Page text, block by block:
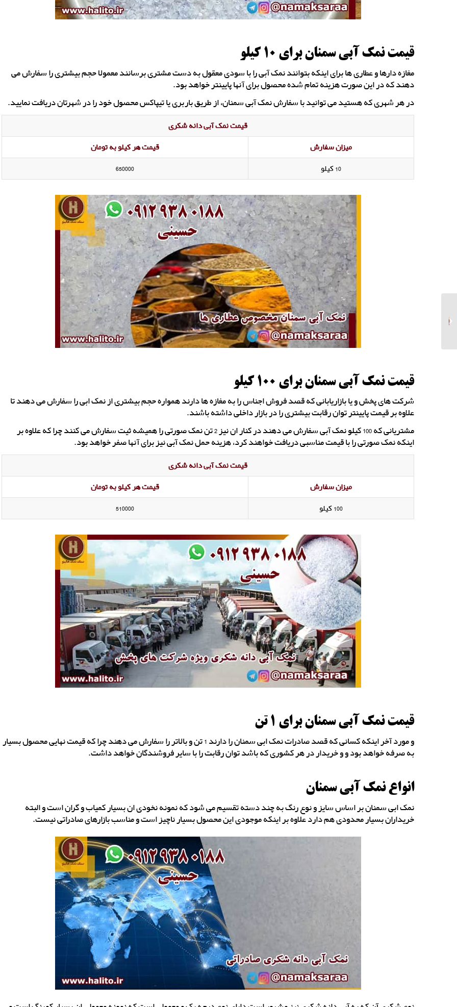
قیمت نمک آبی سمنان برای 10 کیلو
مغازه دارها و عطاری ها برای اینکه بتوانند نمک آبی را با سودی معقول به دست مشتری برسانند معمولا حجم بیشتری را سفارش می
دهند که در این صورت هزینه تمام شده محصول برای آنها پایینتر خواهد بود.
در هر شهری که هستید می توانید با سفارش نمک آبی سمنان، از طریق باربری یا تیپاکس محصول خود را در شهرتان دریافت نمایید.
قیمت نمک آبی دانه شکری
میزان سفارش
قیمت هر کیلو به تومان
10 کیلو
650000
قیمت نمک آبی سمنان برای 100 کیلو
شرکت های پخش و یا بازاریابانی که قصد فروش اجناس را به مغازه ها دارند همواره حجم بیشتری از نمک ابی را سفارش می دهند تا
علاوه بر قیمت پایینتر توان رقابت بیشتری را در بازار داخلی داشته باشند.
مشتریانی که 100 کیلو نمک آبی سفارش می دهند در کنار ان نیز 2 تن نمک صورتی را همیشه ثیت سفارش می کنند چرا که علاوه بر
اینکه نمک صورتی را با قیمت مناسبی دریافت خواهند کرد، هزینه حمل نمک آبی نیز برای آنها صفر خواهد بود.
قیمت نمک آبی دانه شکری
میزان سفارش
قیمت هر کیلو به تومان
100 کیلو
510000
قیمت نمک آبی سمنان برای 1 تن
و مورد آخر اینکه کسانی که قصد صادرات نمک ابی سمنان را دارند 1 تن و بالاتر را سفارش می دهند چرا که قیمت نهایی محصول بسیار
به صرفه خواهد بود و و خریدار در هر کشوری که باشد توان رقابت را با سایر فروشندگان خواهد داشت.
انواع نمک آبی سمنان
نمک ابی سمنان بر اساس سایز و نوع رنگ به چند دسته تقسیم می شود که نمونه نخودی ان بسیار کمیاب و گران است و البته
خریداران بسیار محدودی هم دارد علاوه بر اینکه موجودی این محصول بسیار ناچیز است و مناسب بازارهای صادراتی نیست.
آشنایی با انواع روش
های نمک درمانی